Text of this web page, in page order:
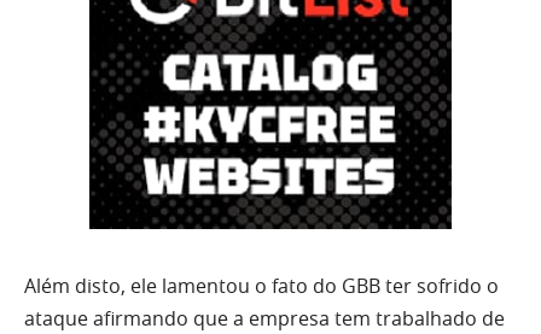
Além disto, ele lamentou o fato do GBB ter sofrido o
ataque afirmando que a empresa tem trabalhado de